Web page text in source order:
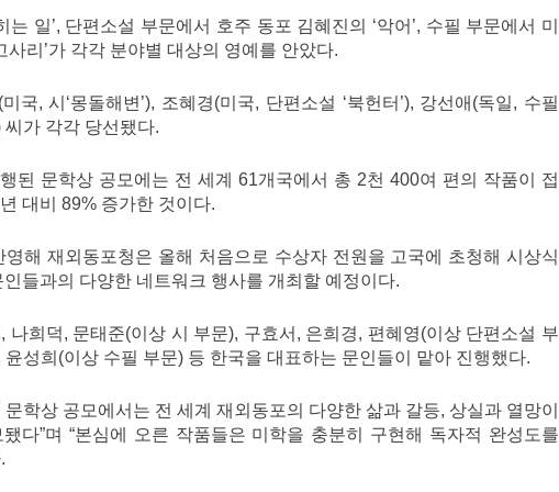
는 일’, 단편소설 부문에서 호주 동포 김혜진의 ‘악어’, 수필 부문에서 미
사리’가 각각 분야별 대상의 영예를 안았다.
국, 시‘몽돌해변’), 조혜경(미국, 단편소설 ‘북헌터’), 강선애(독일, 수필
씨가 각각 당선됐다.
된 문학상 공모에는 전 세계 61개국에서 총 2천 400여 편의 작품이 접
대비 89% 증가한 것이다.
영해 재외동포청은 올해 처음으로 수상자 전원을 고국에 초청해 시상식
들과의 다양한 네트워크 행사를 개최할 예정이다.
나희덕, 문태준(이상 시 부문), 구효서, 은희경, 편혜영(이상 단편소설 부
윤성희(이상 수필 부문) 등 한국을 대표하는 문인들이 맡아 진행했다.
문학상 공모에서는 전 세계 재외동포의 다양한 삶과 갈등, 상실과 열망이
다”며 “본심에 오른 작품들은 미학을 충분히 구현해 독자적 완성도를